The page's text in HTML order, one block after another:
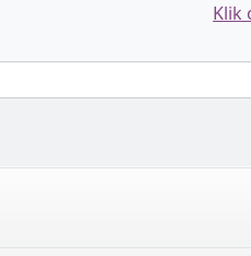
Klik